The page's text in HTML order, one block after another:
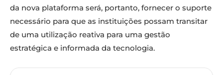
da nova plataforma será, portanto, fornecer o suporte
necessário para que as instituições possam transitar
de uma utilização reativa para uma gestão
estratégica e informada da tecnologia.